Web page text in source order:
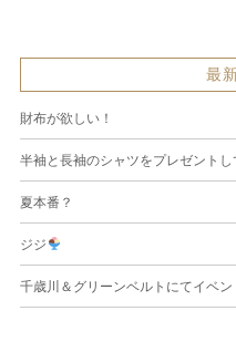
最
財布が欲しい！
半袖と長袖のシャツをプレゼントし
夏本番？
ジジ
千歳川＆グリーンベルトにてイベン